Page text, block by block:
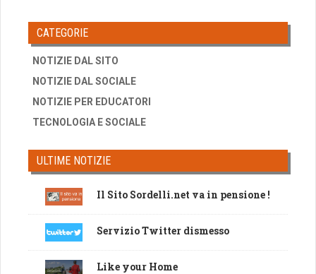
CATEGORIE
NOTIZIE DAL SITO
NOTIZIE DAL SOCIALE
NOTIZIE PER EDUCATORI
TECNOLOGIA E SOCIALE
ULTIME NOTIZIE
Il Sito Sordelli.net va in pensione !
Servizio Twitter dismesso
Like your Home